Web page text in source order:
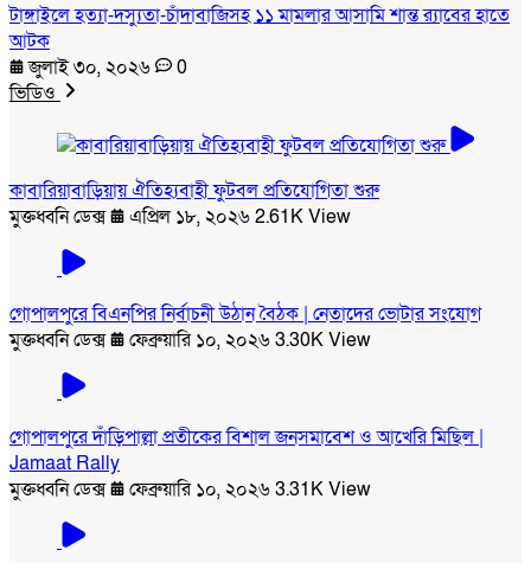
টাঙ্গাইলে হত্যা-দস্যুতা-চাঁদাবাজিসহ ১১ মামলার আসামি শান্ত র‍্যাবের হাতে
আটক
জুলাই ৩০, ২০২৬
0
ভিডিও
কাবারিয়াবাড়িয়ায় ঐতিহ্যবাহী ফুটবল প্রতিযোগিতা শুরু
মুক্তধ্বনি ডেক্স
এপ্রিল ১৮, ২০২৬2.61K View
গোপালপুরে বিএনপির নির্বাচনী উঠান বৈঠক | নেতাদের ভোটার সংযোগ
মুক্তধ্বনি ডেক্স
ফেব্রুয়ারি ১০, ২০২৬3.30K View
গোপালপুরে দাঁড়িপাল্লা প্রতীকের বিশাল জনসমাবেশ ও আখেরি মিছিল |
Jamaat Rally
মুক্তধ্বনি ডেক্স
ফেব্রুয়ারি ১০, ২০২৬3.31K View